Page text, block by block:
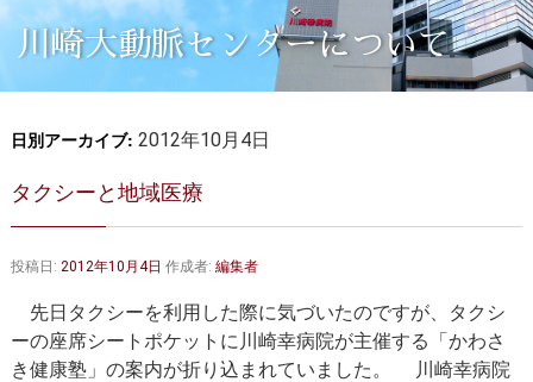
大動脈解離（解離性大動脈瘤）
胸部大動脈瘤の治療
腹部大動脈瘤の治療
大動脈弁・大動脈基部の治療
胸部大動脈瘤 胸腹部大動脈瘤
川崎大動脈センターについて
日別アーカイブ: 2012年10月4日
タクシーと地域医療
投稿日: 2012年10月4日 作成者: 編集者
先日タクシーを利用した際に気づいたのですが、タクシ
ーの座席シートポケットに川崎幸病院が主催する「かわさ
き健康塾」の案内が折り込まれていました。 川崎幸病院